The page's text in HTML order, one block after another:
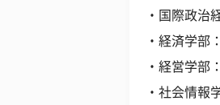
・国際政治
・経済学部
・経営学部
・社会情報